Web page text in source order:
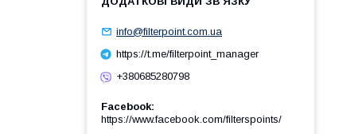
info@filterpoint.com.ua
https://t.me/filterpoint_manager
+380685280798
Facebook
https://www.facebook.com/filterspoints/